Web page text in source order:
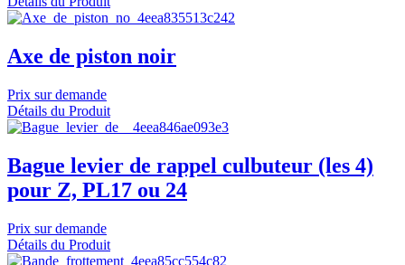
Axe de piston noir
Prix sur demande
Détails du Produit
Bague levier de rappel culbuteur (les 4)
pour Z, PL17 ou 24
Prix sur demande
Détails du Produit